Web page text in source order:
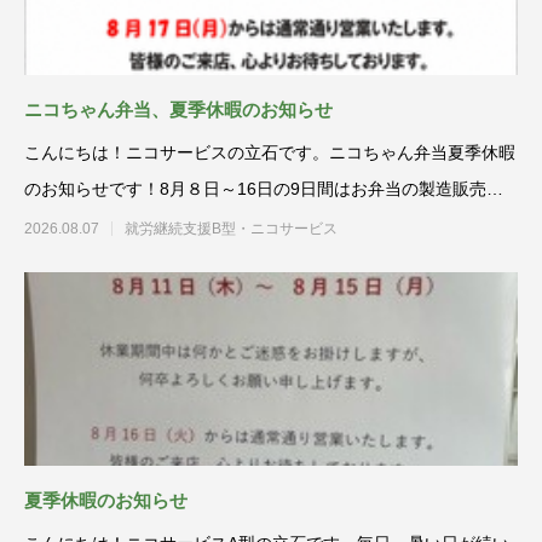
ニコちゃん弁当、夏季休暇のお知らせ
こんにちは！ニコサービスの立石です。ニコちゃん弁当夏季休暇
のお知らせです！8月８日～16日の9日間はお弁当の製造販売の
方は
2026.08.07 就労継続支援B型・ニコサービス
夏季休暇のお知らせ